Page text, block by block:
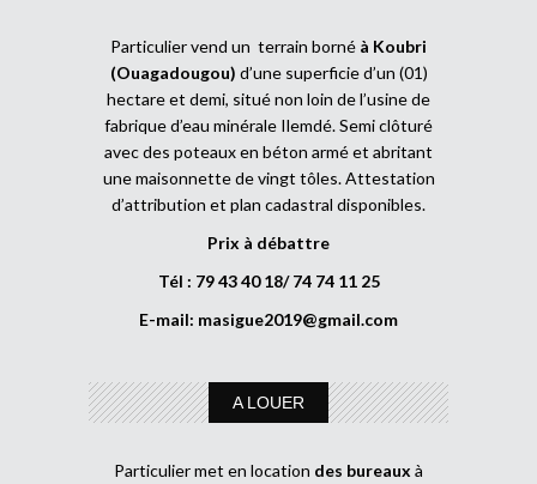
Particulier vend un terrain borné à Koubri
(Ouagadougou) d’une superficie d’un (01)
hectare et demi, situé non loin de l’usine de
fabrique d’eau minérale Ilemdé. Semi clôturé
avec des poteaux en béton armé et abritant
une maisonnette de vingt tôles. Attestation
d’attribution et plan cadastral disponibles.
Prix à débattre
Tél : 79 43 40 18/ 74 74 11 25
E-mail: masigue2019@gmail.com
A LOUER
Particulier met en location des bureaux à